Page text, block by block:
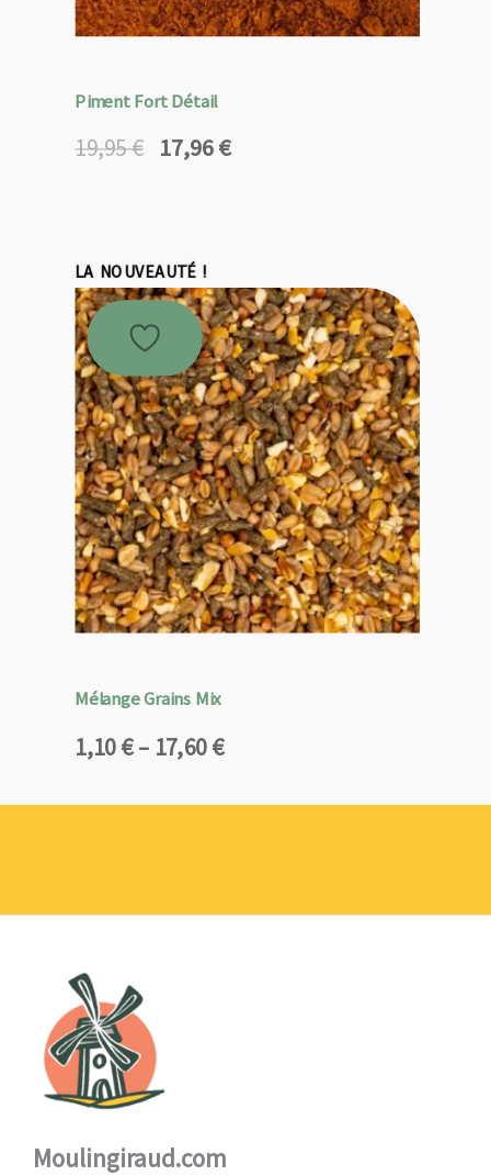
Piment Fort Détail
19,95€
Le
19,95 €.
17,96€
Le
17,96 €.
LA NOUVEAUTÉ !
Mélange Grains Mix
1,10€– 17,60€
Plage
prix :
Moulingiraud.com